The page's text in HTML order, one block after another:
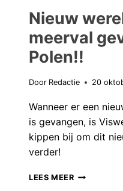
Nieuw
meerval
Polen!!
Door Redactie 20
Wanneer er een
is gevangen, is
kippen bij om dit
verder!
LEES MEERNIEUW